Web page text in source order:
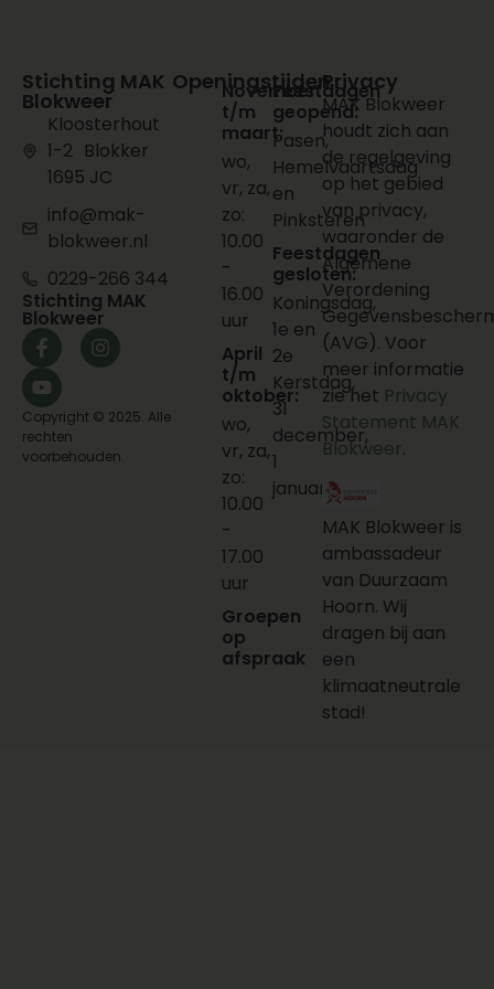
Stichting MAK
Blokweer
Kloosterhout
1-2 Blokker
1695 JC
info@mak-
blokweer.nl
0229-266 344
Stichting MAK
Blokweer
Copyright © 2025. Alle
rechten
voorbehouden.
Openingstijden
November
t/m
maart:
wo,
vr, za,
zo:
10.00
-
16.00
uur
April
t/m
oktober:
wo,
vr, za,
zo:
10.00
-
17.00
uur
Groepen
op
afspraak
Feestdagen
geopend:
Pasen,
Hemelvaartsdag
en
Pinksteren
Feestdagen
gesloten:
Koningsdag,
1e en
2e
Kerstdag,
31
december,
1
januari
Privacy
MAK Blokweer
houdt zich aan
de regelgeving
op het gebied
van privacy,
waaronder de
Algemene
Verordening
(AVG). Voor
meer informatie
zie het Privacy
Statement MAK
Blokweer.
MAK Blokweer is
ambassadeur
van Duurzaam
Hoorn. Wij
dragen bij aan
een
klimaatneutrale
stad!